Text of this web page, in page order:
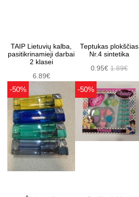
TAIP Lietuvių kalba,
pasitikrinamieji darbai
2 klasei
6.89€
Teptukas plokščias
Nr.4 sintetika
0.95€ 1.89€
-50% -50%